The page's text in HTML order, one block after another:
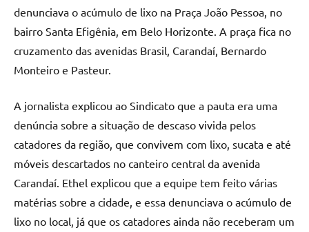
denunciava o acúmulo de lixo na Praça João Pessoa, no
bairro Santa Efigênia, em Belo Horizonte. A praça fica no
cruzamento das avenidas Brasil, Carandaí, Bernardo
Monteiro e Pasteur.
A jornalista explicou ao Sindicato que a pauta era uma
denúncia sobre a situação de descaso vivida pelos
catadores da região, que convivem com lixo, sucata e até
móveis descartados no canteiro central da avenida
Carandaí. Ethel explicou que a equipe tem feito várias
matérias sobre a cidade, e essa denunciava o acúmulo de
lixo no local, já que os catadores ainda não receberam um